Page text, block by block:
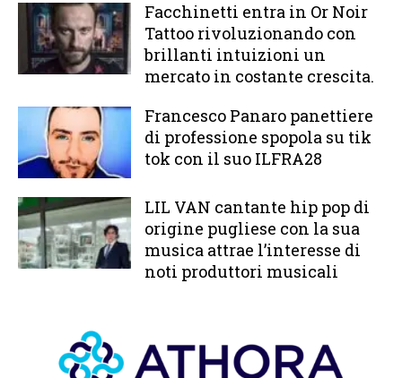
Facchinetti entra in Or Noir
Tattoo rivoluzionando con
brillanti intuizioni un
mercato in costante crescita.
Francesco Panaro panettiere
di professione spopola su tik
tok con il suo ILFRA28
LIL VAN cantante hip pop di
origine pugliese con la sua
musica attrae l’interesse di
noti produttori musicali